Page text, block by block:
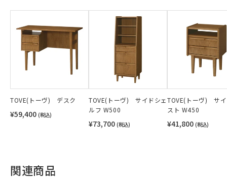
TOVE(トーヴ) デスク
¥59,400 (税込)
TOVE(トーヴ) サイドシェ
ルフ W500
¥73,700 (税込)
TOVE(トーヴ) サ
スト W450
¥41,800 (税込)
関連商品